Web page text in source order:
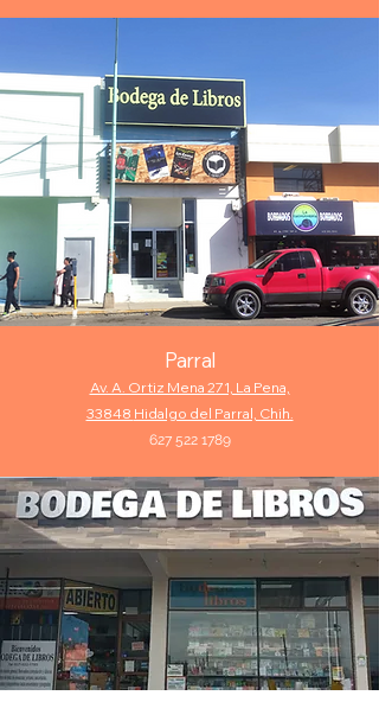
Parral
Av. A. Ortiz Mena 271, La Pena,
33848 Hidalgo del Parral, Chih.
627 522 1789